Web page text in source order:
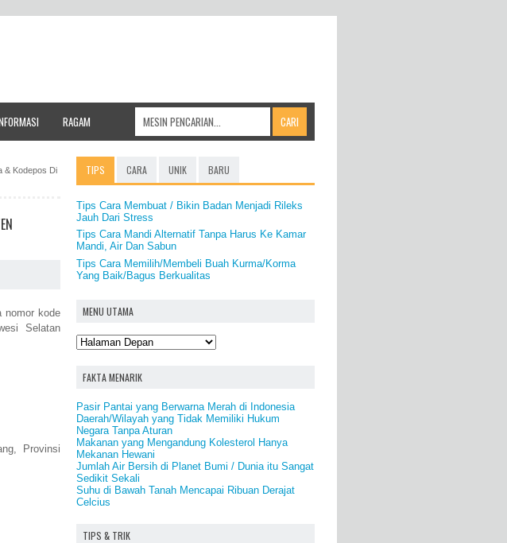
RAGAM
& Kodepos Di
nomor kode
Selatan
Provinsi
TIPS CARA UNIK BARU
Tips Cara Membuat / Bikin Badan Menjadi Rileks
Jauh Dari Stress
Tips Cara Mandi Alternatif Tanpa Harus Ke Kamar
Mandi, Air Dan Sabun
Tips Cara Memilih/Membeli Buah Kurma/Korma
Yang Baik/Bagus Berkualitas
MENU UTAMA
FAKTA MENARIK
Pasir Pantai yang Berwarna Merah di Indonesia
Daerah/Wilayah yang Tidak Memiliki Hukum
Negara Tanpa Aturan
Makanan yang Mengandung Kolesterol Hanya
Mekanan Hewani
Jumlah Air Bersih di Planet Bumi / Dunia itu Sangat
Sedikit Sekali
Suhu di Bawah Tanah Mencapai Ribuan Derajat
Celcius
TIPS & TRIK